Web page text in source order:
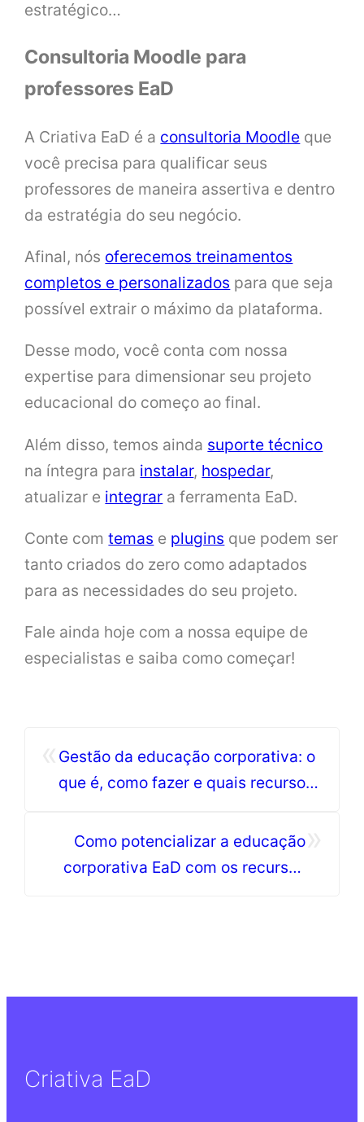
estratégico…
Consultoria Moodle para
professores EaD
A Criativa EaD é a consultoria Moodle que
você precisa para qualificar seus
professores de maneira assertiva e dentro
da estratégia do seu negócio.
Afinal, nós oferecemos treinamentos
completos e personalizados para que seja
possível extrair o máximo da plataforma.
Desse modo, você conta com nossa
expertise para dimensionar seu projeto
educacional do começo ao final.
Além disso, temos ainda suporte técnico
na íntegra para instalar, hospedar,
atualizar e integrar a ferramenta EaD.
Conte comtemas e plugins que podem ser
tanto criados do zero como adaptados
para as necessidades do seu projeto.
Fale ainda hoje com a nossa equipe de
especialistas e saiba como começar!
Gestão da educação corporativa: o
que é, como fazer e quais recursos
»
Como potencializar a educação
corporativa EaD com os recursos
Criativa EaD